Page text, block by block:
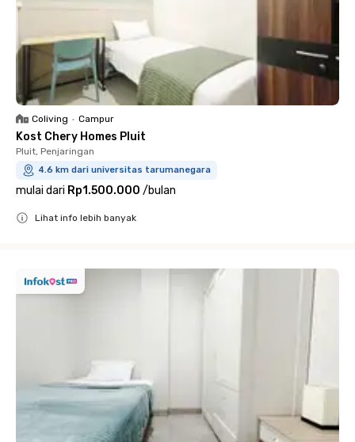
Coliving • Campur
Kost Chery Homes Pluit
Pluit, Penjaringan
4.6 km dari universitas tarumanegara
mulai dari Rp1.500.000 /bulan
Lihat info lebih banyak